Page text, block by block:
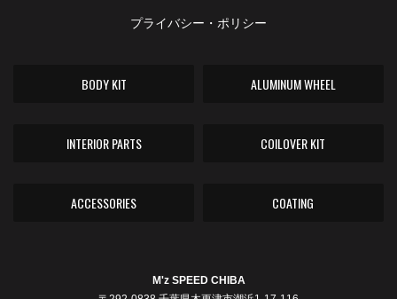
プライバシー・ポリシー
BODY KIT ALUMINUM WHEEL
INTERIOR PARTS COILOVER KIT
ACCESSORIES COATING
M'z SPEED CHIBA